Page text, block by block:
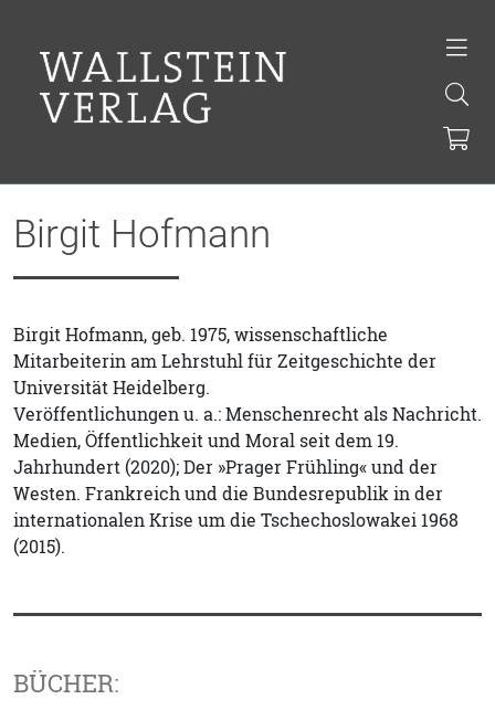
Birgit Hofmann
Birgit Hofmann, geb. 1975, wissenschaftliche
Mitarbeiterin am Lehrstuhl für Zeitgeschichte der
Universität Heidelberg.
Veröffentlichungen u. a.: Menschenrecht als Nachricht.
Medien, Öffentlichkeit und Moral seit dem 19.
Jahrhundert (2020); Der »Prager Frühling« und der
Westen. Frankreich und die Bundesrepublik in der
internationalen Krise um die Tschechoslowakei 1968
(2015).
BÜCHER: